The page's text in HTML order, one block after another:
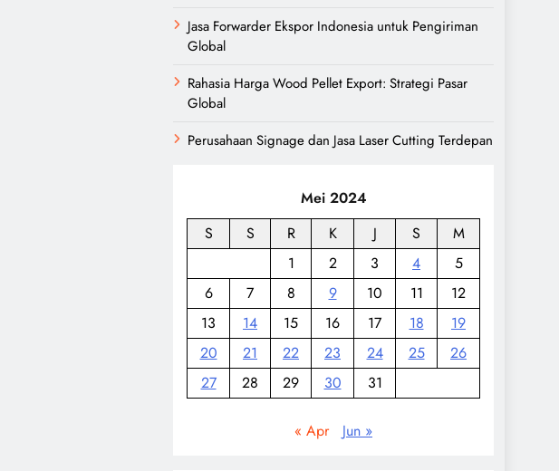
Jasa Forwarder Ekspor Indonesia untuk Pengiriman
Global
Rahasia Harga Wood Pellet Export: Strategi Pasar
Global
Perusahaan Signage dan Jasa Laser Cutting Terdepan
Mei 2024
S
S R K J S
M
1
2 3 4
5
6
7 8 9 10 11
12
13
14 15 16 17 18
19
20
21 22 23 24 25
26
27
28 29 30 31
« Apr Jun »